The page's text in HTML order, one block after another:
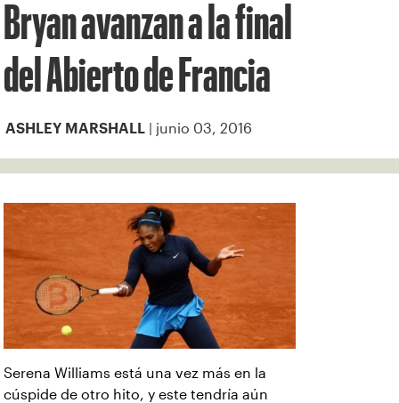
Bryan avanzan a la final
del Abierto de Francia
ASHLEY MARSHALL | junio 03, 2016
Serena Williams está una vez más en la
cúspide de otro hito, y este tendría aún